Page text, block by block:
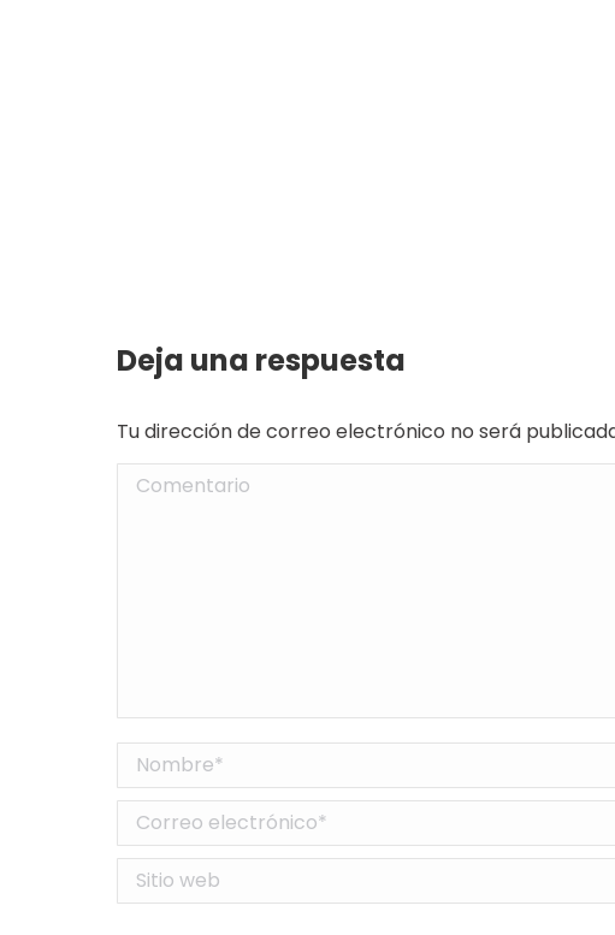
Deja una respuesta
Tu dirección de correo electrónico no será
Comentario
Nombre *
Correo electrónico *
Sitio web